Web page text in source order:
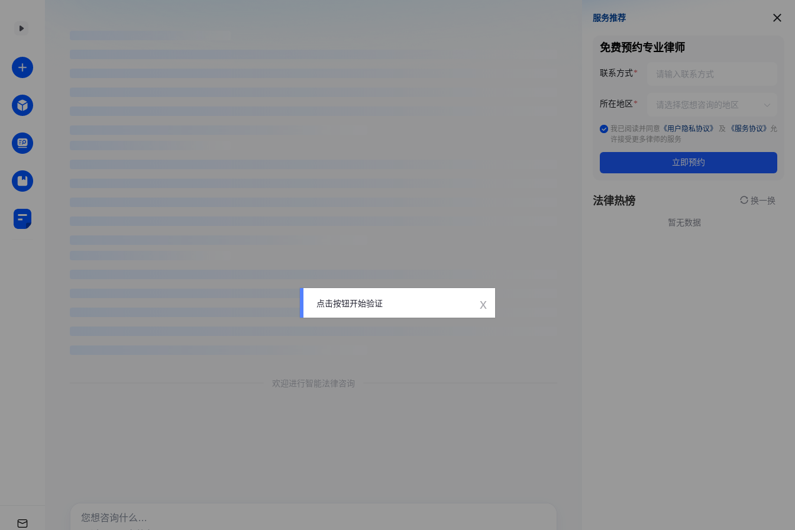
欢迎进行智能法律咨询
服务推荐
服务推荐
免费预约专业律师
联系方式
所在地区
我已阅读并同意 《用户隐私协议》 及 《服务协议》 允
许接受更多律师的服务
立即预约
法律热榜 换一换
暂无数据
点击按钮开始验证 x